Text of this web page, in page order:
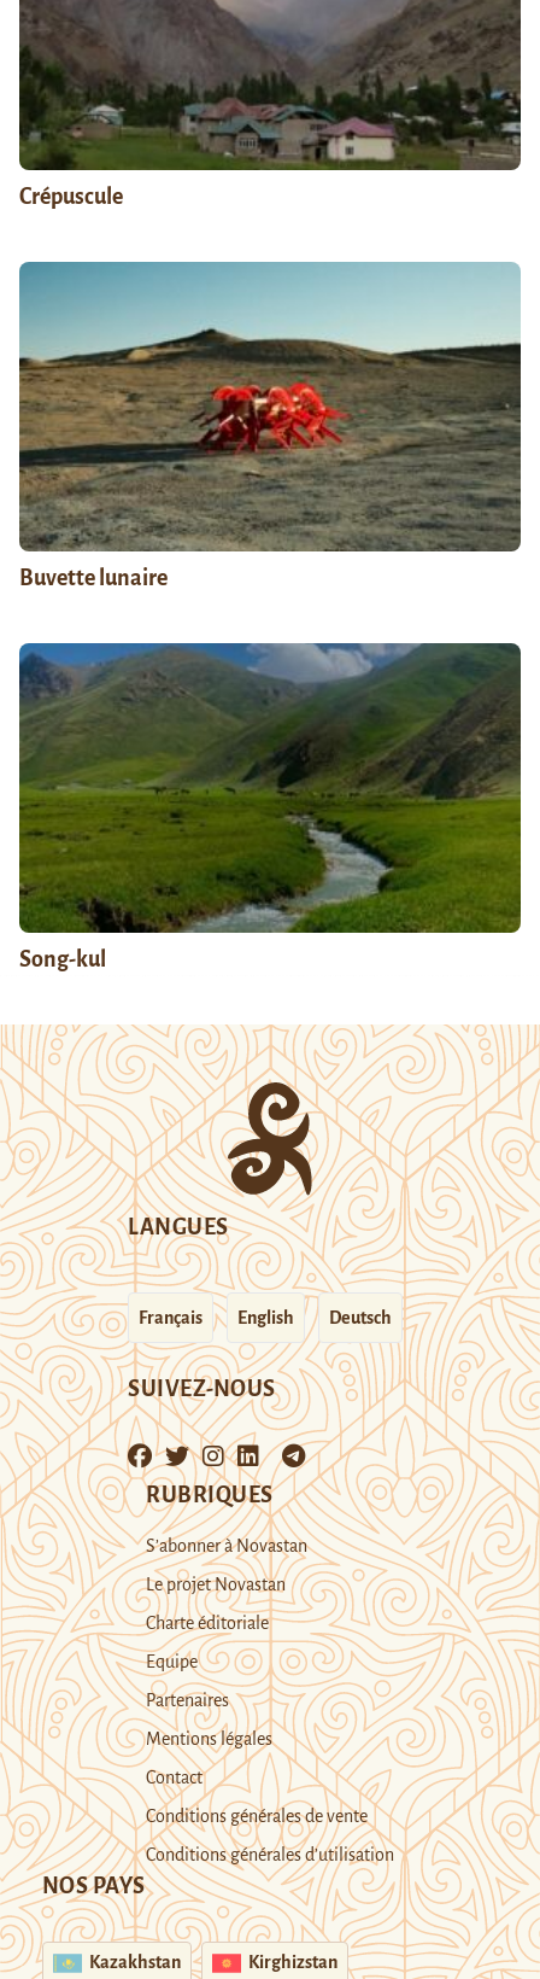
Crépuscule
Buvette lunaire
Song-kul
LANGUES
Français English Deutsch
SUIVEZ-NOUS
RUBRIQUES
S’abonner à Novastan
Le projet Novastan
Charte éditoriale
Equipe
Partenaires
Mentions légales
Contact
Conditions générales de vente
Conditions générales d’utilisation
NOS PAYS
Kazakhstan Kirghizstan